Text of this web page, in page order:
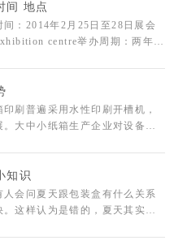
间 地点
：2014年2月25日至28日展会
centre举办周期：两年一
刷普遍采用水性印刷开槽机，
大中小纸箱生产企业对设备的
经济实力决定的。所以，生产
知识
会问夏天跟包装盒有什么关系
这样认为是错的，夏天其实主
天气还会在盖厚的被子吗?枕头